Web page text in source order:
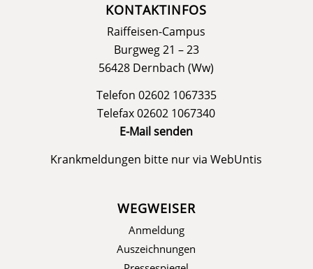
KONTAKTINFOS
Raiffeisen-Campus
Burgweg 21 – 23
56428 Dernbach (Ww)
Telefon 02602 1067335
Telefax 02602 1067340
E-Mail senden
Krankmeldungen bitte nur viaWebUntis
WEGWEISER
Anmeldung
Auszeichnungen